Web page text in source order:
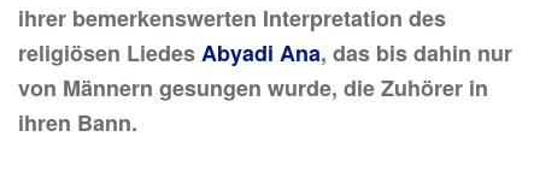
ihrer bemerkenswerten Interpretation des
religiösen LiedesAbyadi Ana, das bis dahin nur
von Männern gesungen wurde, die Zuhörer in
ihren Bann.